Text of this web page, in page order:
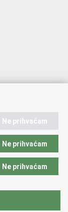
Ne prihvaćam
Ne prihvaćam
Ne prihvaćam